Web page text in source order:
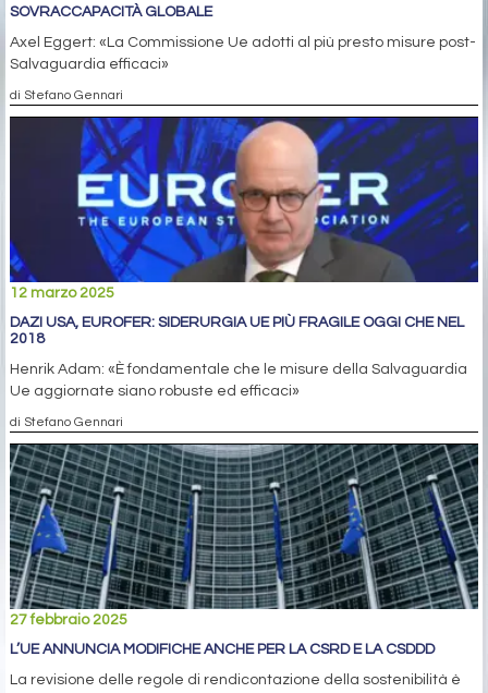
SOVRACCAPACITÀ GLOBALE
Axel Eggert: «La Commissione Ue adotti al più presto misure post-
Salvaguardia efficaci»
di Stefano Gennari
12 marzo 2025
DAZI USA, EUROFER: SIDERURGIA UE PIÙ FRAGILE OGGI CHE NEL
2018
Henrik Adam: «È fondamentale che le misure della Salvaguardia
Ue aggiornate siano robuste ed efficaci»
di Stefano Gennari
27 febbraio 2025
L’UE ANNUNCIA MODIFICHE ANCHE PER LA CSRD E LA CSDDD
La revisione delle regole di rendicontazione della sostenibilità è